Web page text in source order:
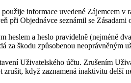
informace uvedené Zájemcem
při Objednávce seznámil se
heslem a heslo pravidelně (nejméně
za škodu způsobenou
Uživatelského účtu. Zrušením
když zaznamená inaktivitu delší